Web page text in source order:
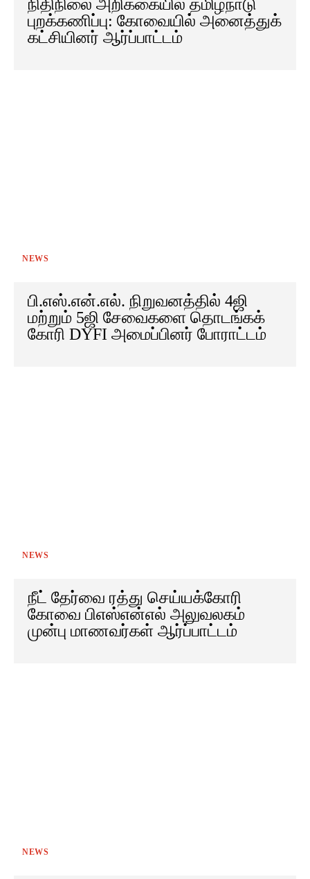
நிதிநிலை அறிக்கையில் தமிழ்நாடு
புறக்கணிப்பு: கோவையில் அனைத்துக்
கட்சியினர் ஆர்ப்பாட்டம்
NEWS
பி.எஸ்.என்.எல். நிறுவனத்தில் 4ஜி
மற்றும் 5ஜி சேவைகளை தொடங்கக்
கோரி DYFI அமைப்பினர் போராட்டம்
NEWS
நீட் தேர்வை ரத்து செய்யக்கோரி
கோவை பிஎஸ்என்எல் அலுவலகம்
முன்பு மாணவர்கள் ஆர்ப்பாட்டம்
NEWS